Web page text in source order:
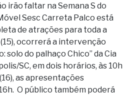
irão faltar na Semana S do
Sesc Carreta Palco está
de atrações para toda a
ocorrerá a intervenção
solo do palhaço Chico” da Cia
SC, em dois horários, às 10h
as apresentações
O público também poderá